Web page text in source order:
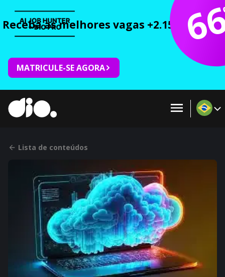
Receba as melhores vagas +2.150 cursos
MATRICULE-SE AGORA
Lista de conteúdos